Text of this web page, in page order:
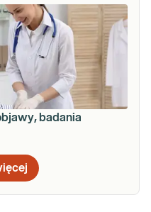
badania